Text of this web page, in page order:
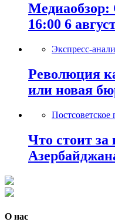
Медиаобзор:
16:00 6
Экспресс-
Революция
или новая
Постсоветское
Что стоит
О нас